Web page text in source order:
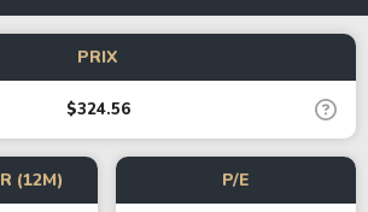
PRIX
$324.56
(12M) P/E